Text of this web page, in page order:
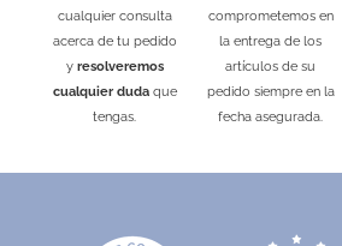
cualquier consulta
acerca de tu pedido
y resolveremos
cualquier dudaque
tengas.
comprometemos en
la entrega de los
artículos de su
pedido siempre en la
fecha asegurada.